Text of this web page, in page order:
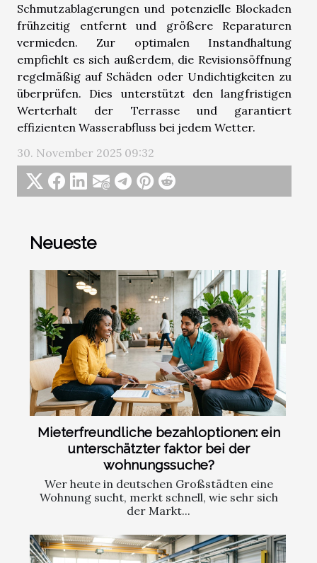
Schmutzablagerungen und potenzielle Blockaden
frühzeitig entfernt und größere Reparaturen
vermieden. Zur optimalen Instandhaltung
empfiehlt es sich außerdem, die Revisionsöffnung
regelmäßig auf Schäden oder Undichtigkeiten zu
überprüfen. Dies unterstützt den langfristigen
Werterhalt der Terrasse und garantiert
effizienten Wasserabfluss bei jedem Wetter.
30. November 2025 09:32
Neueste
Mieterfreundliche bezahloptionen: ein
unterschätzter faktor bei der
wohnungssuche?
Wer heute in deutschen Großstädten eine
Wohnung sucht, merkt schnell, wie sehr sich
der Markt...